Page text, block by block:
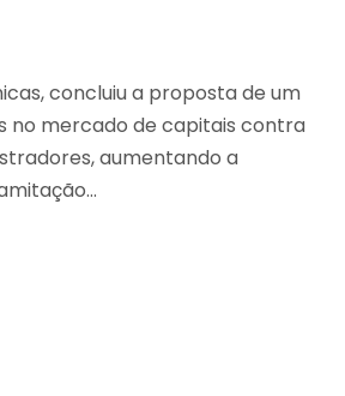
concluiu a proposta de um
no mercado de capitais contra
aumentando a